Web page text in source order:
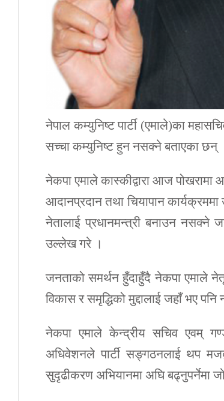
नेपाल कम्युनिष्ट पार्टी (एमाले)का
सच्चा कम्युनिष्ट हुन नसक्ने बताएका छन्
नेकपा एमाले कास्कीद्वारा आज
आदानप्रदान तथा चियापान कार्यक्रममा
नेतालाई प्रधानमन्त्री बनाउन नसक्ने
उल्लेख गरे ।
जनताको समर्थन हुँदाहुँदै नेकपा एमाले
विकास र समृद्धिको मुद्दालाई जहाँ भए
नेकपा एमाले केन्द्रीय सचिव एवम्
अधिवेशनले पार्टी सङ्गठनलाई थप
सुदृढीकरण अभियानमा अघि बढ्नुपर्नेमा